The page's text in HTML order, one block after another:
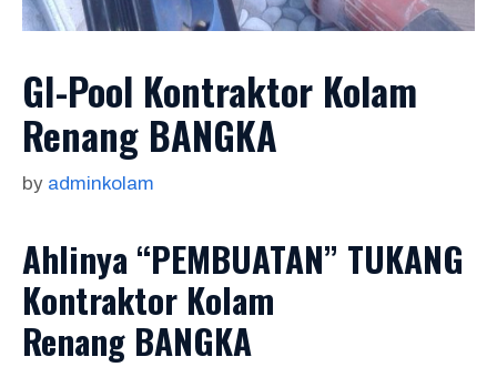
GI-Pool Kontraktor Kolam
Renang BANGKA
by adminkolam
Ahlinya “PEMBUATAN” TUKANG
Kontraktor Kolam
Renang BANGKA